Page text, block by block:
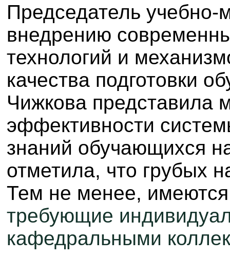
Председатель учебно-
внедрению
технологий и
качества подготовки
Чижкова представила
эффективности
знаний обучающихся
отметила, что грубых
Тем не менее,
требующие
кафедральными